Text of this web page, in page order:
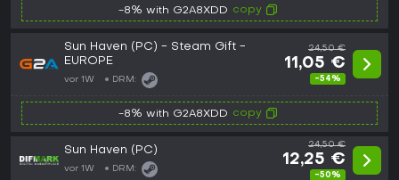
-8% with G2A8XDD copy
Sun Haven (PC) - Steam Gift -
EUROPE
vor 1W DRM:
24,50 €
11,05 €
-54%
-8% with G2A8XDD copy
Sun Haven (PC)
vor 1W DRM:
24,50 €
12,25 €
-50%